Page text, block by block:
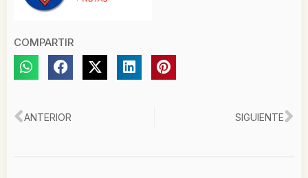
COMPARTIR
Ant
ANTERIOR SIGUIENTE